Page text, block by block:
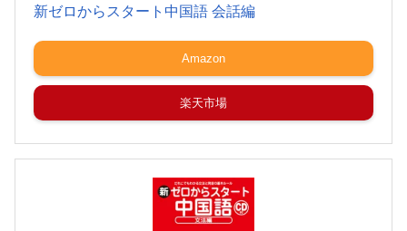
新ゼロからスタート中国語 会話編
Amazon
楽天市場